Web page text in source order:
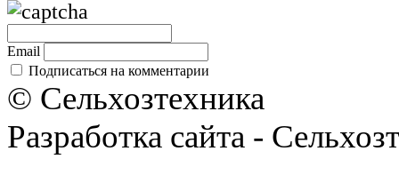
Email
Подписаться на комментарии
© Сельхозтехника
Разработка сайта -